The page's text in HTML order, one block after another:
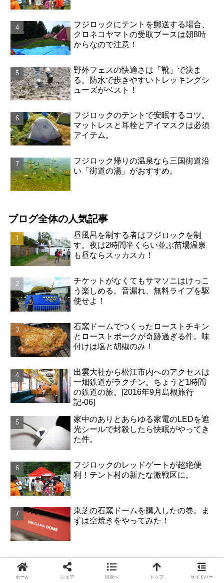
フジロックにテントを郵送する場合、
クロネコヤマトの受取ブースは朝8時
からなので注意！
野外フェスの快適さは「靴」で決ま
る。防水で歩きやすいトレッキングシ
ューズがベスト！
フジロックのテントで安眠するコツ。
マットレスと耳栓とアイマスクは必須
アイテム。
フジロック帰りの温泉なら三国街道沿
い「街道の湯」がおすすめ。
ブログ全体の人気記事
昼風呂を制する者はフジロックを制
す。夜は2時間半くらい並ぶ苗場温泉
も昼ならスッカスカ！
チケットがなくてもサマソニはけっこ
う楽しめる。音漏れ、無料ライブを駆
使せよ！
石窯ドームでつくったローストチキン
とローストポークが奇跡過ぎる件。味
付けは塩と胡椒のみ！
出雲大社から松江市内へのアクセスは
一畑鉄道がラクチン。ちょうど1時間
の鉄道の旅。[2016年9月島根旅行
記-06]
家中のありとあらゆる家電のLEDを遮
光シールで封殺したら快眠がやってき
た件。
フジロックのレッドゲートが超絶便
利！テント村の新たな激戦区に。
東芝の石窯ドームを購入したの巻。ま
ずは空焼きをやってみた！
優先順位を考えるときのマイルール
ホーム シェア 目次へ トップ サイドバー